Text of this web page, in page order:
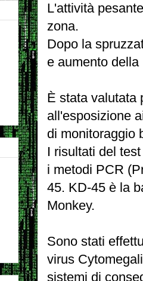
L'attività
zona.
Dopo la
e aumento
È stata valutata
all'esposizione
di monitoraggio
I risultati del
i metodi PCR
45. KD-45 è la
Monkey.
Sono stati
virus
sistemi di